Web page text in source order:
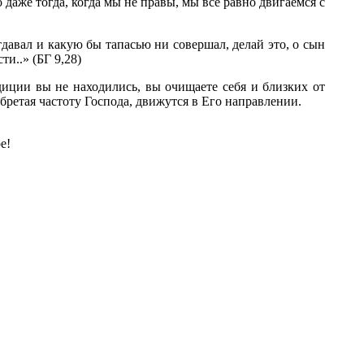
и какую бы тапасью ни совершал, делай это, о сын
(БГ 9,28)
вы не находились, вы очищаете себя и близких от
частоту Господа, движутся в Его направлении.